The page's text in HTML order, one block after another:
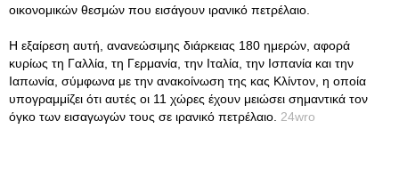
οικονομικών θεσμών που εισάγουν ιρανικό πετρέλαιο.
Η εξαίρεση αυτή, ανανεώσιμης διάρκειας 180 ημερών, αφορά
κυρίως τη Γαλλία, τη Γερμανία, την Ιταλία, την Ισπανία και την
Ιαπωνία, σύμφωνα με την ανακοίνωση της κας Κλίντον, η οποία
υπογραμμίζει ότι αυτές οι 11 χώρες έχουν μειώσει σημαντικά τον
όγκο των εισαγωγών τους σε ιρανικό πετρέλαιο. 24wro